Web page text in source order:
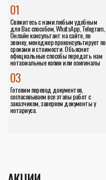
01
Свяжитесь с нами любым удобным
для Вас способом, WhatsApp, Telegram,
Онлайн консультант на сайте, по
звонку, менеджер проконсультирует по
сроками и стоимости. Объяснит
официальные способы передать нам
нотариальные копии или оригиналы
03
Готовим перевод документов,
согласовываем все этапы работ с
заказчиком, заверяем документы у
нотариуса.